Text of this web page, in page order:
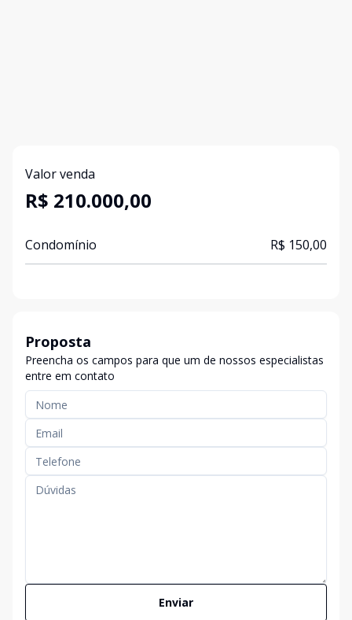
Valor venda
R$ 210.000,00
Condomínio R$ 150,00
Proposta
Preencha os campos para que um de nossos especialistas
entre em contato
Enviar